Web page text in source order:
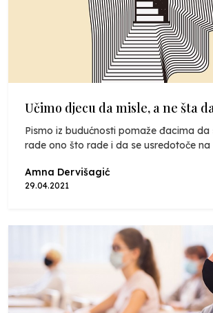
Učimo djecu da misle, a ne šta
Pismo iz budućnosti pomaže đacima da
rade ono što rade i da se usredotoče na
Amna Dervišagić
29.04.2021